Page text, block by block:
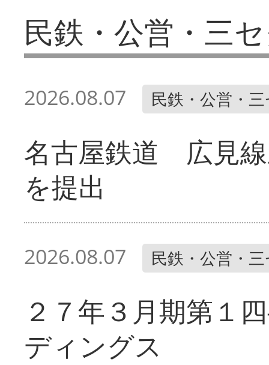
民鉄・公営・三
2026.08.07 民鉄・公営・
名古屋鉄道 広見
を提出
2026.08.07 民鉄・公営・
２７年３月期第１
ディングス